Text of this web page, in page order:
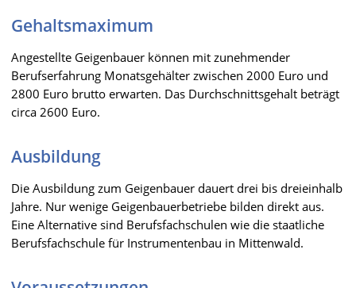
Gehaltsmaximum
Angestellte Geigenbauer können mit zunehmender
Berufserfahrung Monatsgehälter zwischen 2000 Euro und
2800 Euro brutto erwarten. Das Durchschnittsgehalt beträgt
circa 2600 Euro.
Ausbildung
Die Ausbildung zum Geigenbauer dauert drei bis dreieinhalb
Jahre. Nur wenige Geigenbauerbetriebe bilden direkt aus.
Eine Alternative sind Berufsfachschulen wie die staatliche
Berufsfachschule für Instrumentenbau in Mittenwald.